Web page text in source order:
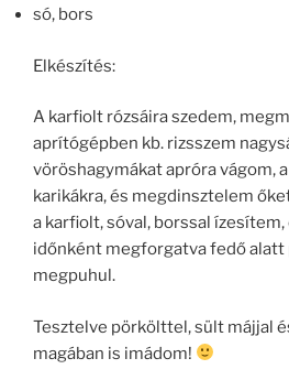
só, bors
Elkészítés:
A karfiolt rózsáira szedem,
aprítógépben kb. rizsszem
vöröshagymákat apróra vágom,
karikákra, és megdinsztelem
a karfiolt, sóval, borssal
időnként megforgatva fedő alatt
megpuhul.
Tesztelve pörkölttel, sült májjal
magában is imádom!